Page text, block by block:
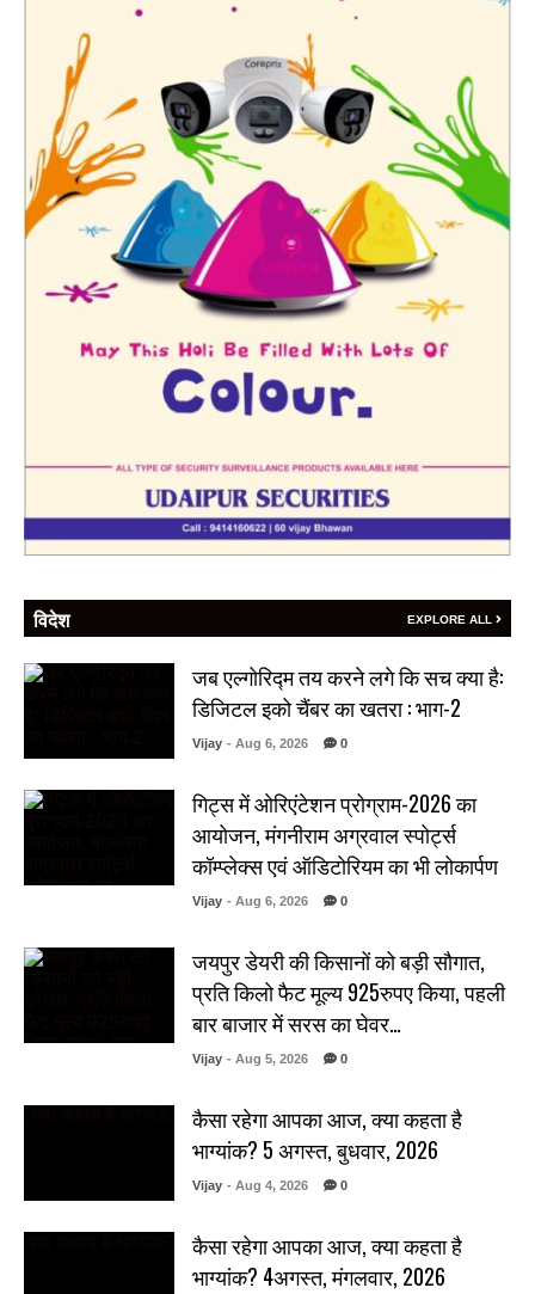
विदेश EXPLORE ALL
जब एल्गोरिद्म तय करने लगे कि सच क्या है:
डिजिटल इको चैंबर का खतरा : भाग-2
Vijay - Aug 6, 2026 0
गिट्स में ओरिएंटेशन प्रोग्राम-2026 का
आयोजन, मंगनीराम अग्रवाल स्पोर्ट्स
कॉम्प्लेक्स एवं ऑडिटोरियम का भी लोकार्पण
Vijay - Aug 6, 2026 0
जयपुर डेयरी की किसानों को बड़ी सौगात,
प्रति किलो फैट मूल्य 925रुपए किया, पहली
बार बाजार में सरस का घेवर…
Vijay - Aug 5, 2026 0
कैसा रहेगा आपका आज, क्या कहता है
भाग्यांक? 5 अगस्त, बुधवार, 2026
Vijay - Aug 4, 2026 0
कैसा रहेगा आपका आज, क्या कहता है
भाग्यांक? 4अगस्त, मंगलवार, 2026